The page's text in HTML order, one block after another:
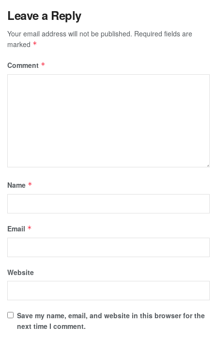
Leave a Reply
Your email address will not be published. Required fields are
marked *
Comment *
Name *
Email *
Website
Save my name, email, and website in this browser for the
next time I comment.